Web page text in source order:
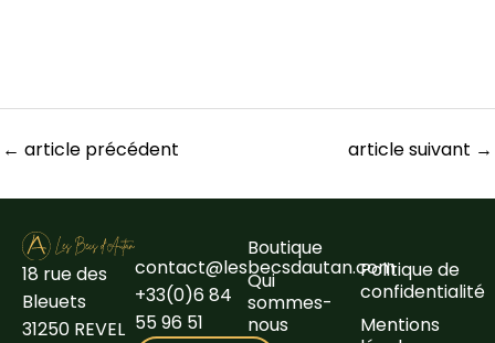
← article précédent article suivant →
18 rue des
Bleuets
31250 REVEL
contact@lesbecsdautan.com
+33(0)6 84
55 96 51
Boutique
Qui
sommes-
nous
Politique de
confidentialité
Mentions